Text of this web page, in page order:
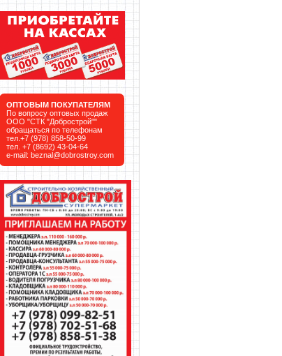
ОПТОВЫМ ПОКУПАТЕЛЯМ
По вопросу оптовых продаж
ООО "СТК "Добрострой""
обращаться по телефонам
тел.+7 (978) 858-50-99
тел. +7 (8692) 43-04-64
e-mail: beznal@dobrostroy.com